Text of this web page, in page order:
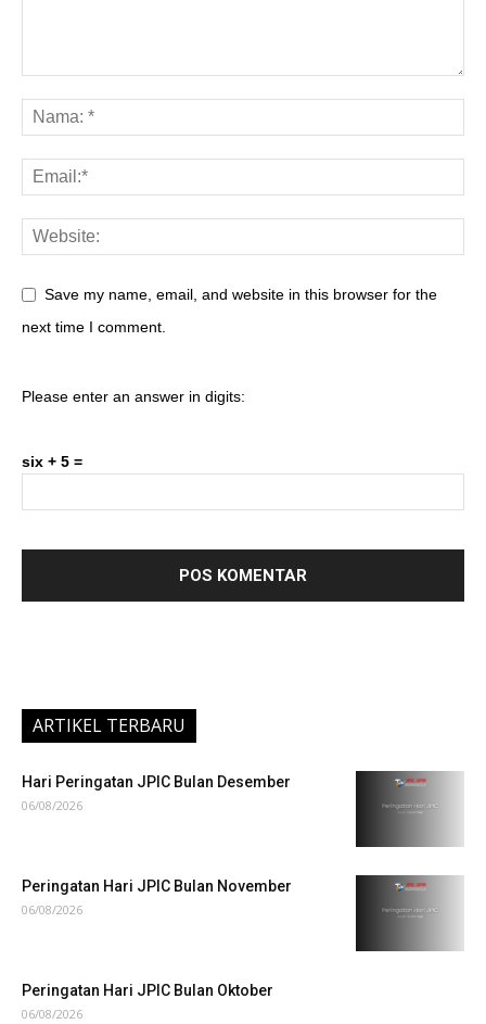
Save my name, email, and website in this browser for the
next time I comment.
Please enter an answer in digits:
six + 5 =
ARTIKEL TERBARU
Hari Peringatan JPIC Bulan Desember
06/08/2026
Peringatan Hari JPIC Bulan November
06/08/2026
Peringatan Hari JPIC Bulan Oktober
06/08/2026